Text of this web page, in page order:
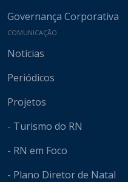
Governança Corporativa
COMUNICAÇÃO
Notícias
Periódicos
Projetos
- Turismo do RN
- RN em Foco
- Plano Diretor de Natal